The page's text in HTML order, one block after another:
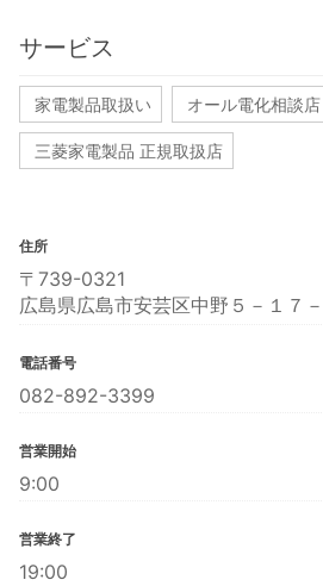
サービス
家電製品取扱い オール電化相談
三菱家電製品 正規取扱店
住所
〒739-0321
広島県広島市安芸区中野５－１７
電話番号
082-892-3399
営業開始
9:00
営業終了
19:00